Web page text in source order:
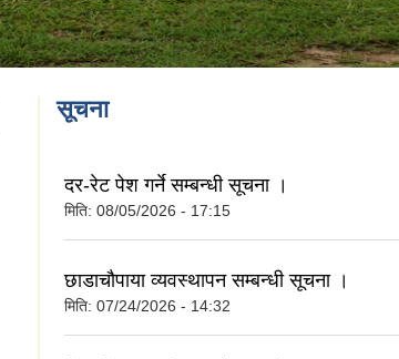
सूचना
दर-रेट पेश गर्ने सम्बन्धी सूचना ।
मिति: 08/05/2026 - 17:15
छाडाचौपाया व्यवस्थापन सम्बन्धी सूचना ।
मिति: 07/24/2026 - 14:32